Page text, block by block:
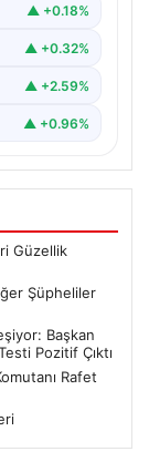
kapsamlı
yerini…
▲ +0.18%
▲ +0.32%
▲ +2.59%
▲ +0.96%
Güzellik
Şüpheliler
Başkan
Pozitif Çıktı
Rafet